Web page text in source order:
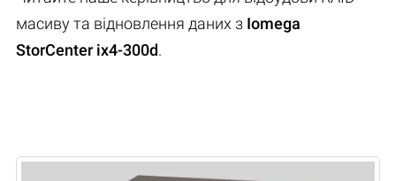
масиву та відновлення даних з Iomega
StorCenter ix4-300d.